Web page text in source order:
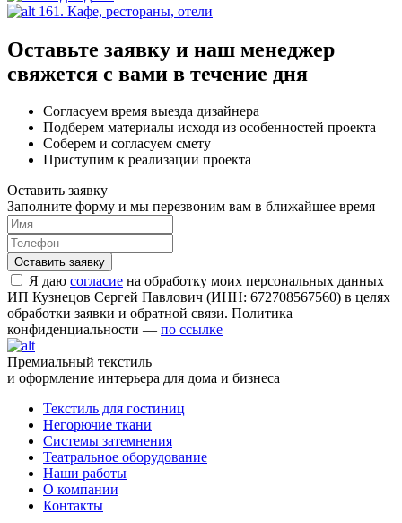
161. Кафе, рестораны, отели
Оставьте заявку и наш менеджер
свяжется с вами в течение дня
Согласуем время выезда дизайнера
Подберем материалы исходя из особенностей проекта
Соберем и согласуем смету
Приступим к реализации проекта
Оставить заявку
Заполните форму и мы перезвоним вам в ближайшее время
Я даю согласие на обработку моих персональных данных
ИП Кузнецов Сергей Павлович (ИНН: 672708567560) в целях
обработки заявки и обратной связи. Политика
конфиденциальности — по ссылке
Премиальный текстиль
и оформление интерьера для дома и бизнеса
Текстиль для гостиниц
Негорючие ткани
Системы затемнения
Театральное оборудование
Наши работы
О компании
Контакты